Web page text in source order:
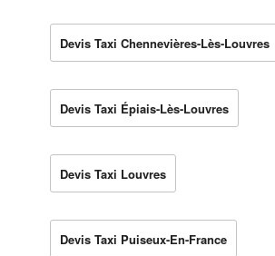
Devis Taxi Chennevières-Lès-Louvres
Devis Taxi Épiais-Lès-Louvres
Devis Taxi Louvres
Devis Taxi Puiseux-En-France